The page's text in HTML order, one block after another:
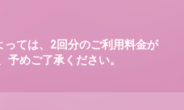
ては、2回分のご利用料金が
めご了承ください。